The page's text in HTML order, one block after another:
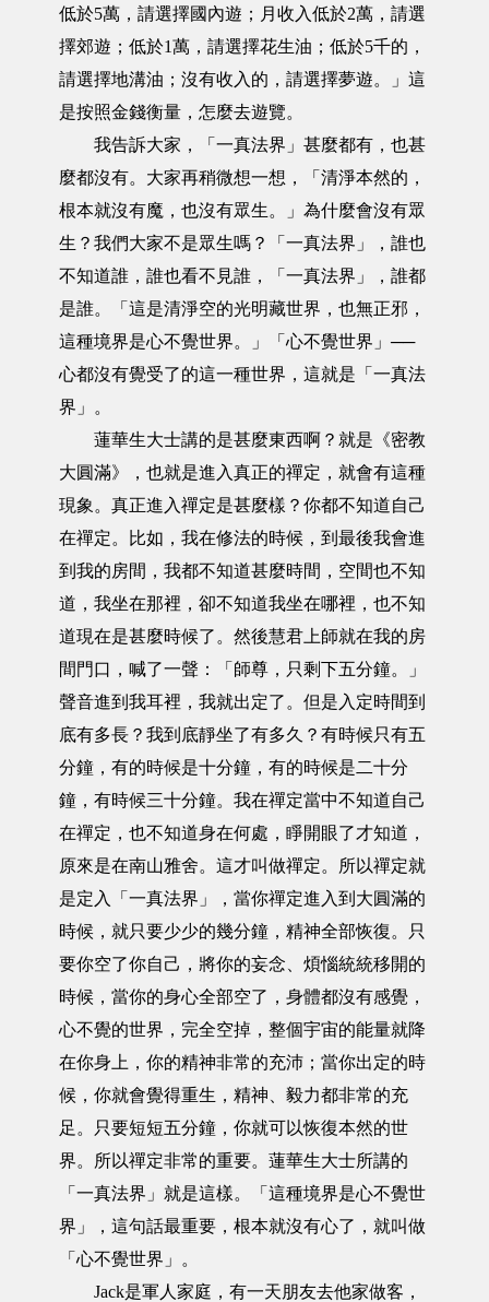
低於5萬，請選擇國內遊；月收入低於2萬，請選
擇郊遊；低於1萬，請選擇花生油；低於5千的，
請選擇地溝油；沒有收入的，請選擇夢遊。」這
是按照金錢衡量，怎麼去遊覽。
我告訴大家，「一真法界」甚麼都有，也甚
麼都沒有。大家再稍微想一想，「清淨本然的，
根本就沒有魔，也沒有眾生。」為什麼會沒有眾
生？我們大家不是眾生嗎？「一真法界」，誰也
不知道誰，誰也看不見誰，「一真法界」，誰都
是誰。「這是清淨空的光明藏世界，也無正邪，
這種境界是心不覺世界。」「心不覺世界」──
心都沒有覺受了的這一種世界，這就是「一真法
界」。
蓮華生大士講的是甚麼東西啊？就是《密教
大圓滿》，也就是進入真正的禪定，就會有這種
現象。真正進入禪定是甚麼樣？你都不知道自己
在禪定。比如，我在修法的時候，到最後我會進
到我的房間，我都不知道甚麼時間，空間也不知
道，我坐在那裡，卻不知道我坐在哪裡，也不知
道現在是甚麼時候了。然後慧君上師就在我的房
間門口，喊了一聲：「師尊，只剩下五分鐘。」
聲音進到我耳裡，我就出定了。但是入定時間到
底有多長？我到底靜坐了有多久？有時候只有五
分鐘，有的時候是十分鐘，有的時候是二十分
鐘，有時候三十分鐘。我在禪定當中不知道自己
在禪定，也不知道身在何處，睜開眼了才知道，
原來是在南山雅舍。這才叫做禪定。所以禪定就
是定入「一真法界」，當你禪定進入到大圓滿的
時候，就只要少少的幾分鐘，精神全部恢復。只
要你空了你自己，將你的妄念、煩惱統統移開的
時候，當你的身心全部空了，身體都沒有感覺，
心不覺的世界，完全空掉，整個宇宙的能量就降
在你身上，你的精神非常的充沛；當你出定的時
候，你就會覺得重生，精神、毅力都非常的充
足。只要短短五分鐘，你就可以恢復本然的世
界。所以禪定非常的重要。蓮華生大士所講的
「一真法界」就是這樣。「這種境界是心不覺世
界」，這句話最重要，根本就沒有心了，就叫做
「心不覺世界」。
Jack是軍人家庭，有一天朋友去他家做客，